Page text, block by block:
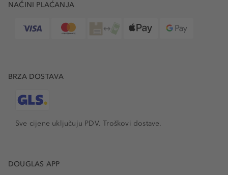
NAČINI PLAĆANJA
BRZA DOSTAVA
Sve cijene uključuju PDV.Troškovi dostave.
DOUGLAS APP